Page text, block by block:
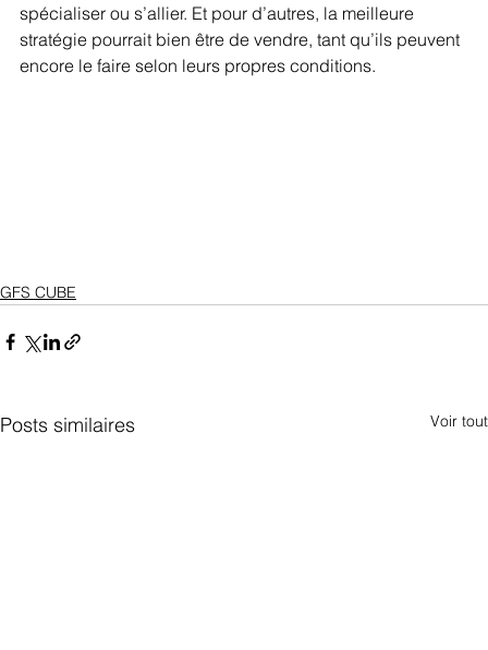
spécialiser ou s’allier. Et pour d’autres, la meilleure
stratégie pourrait bien être de vendre, tant qu’ils peuvent
encore le faire selon leurs propres conditions.
GFS CUBE
Posts similaires Voir tout